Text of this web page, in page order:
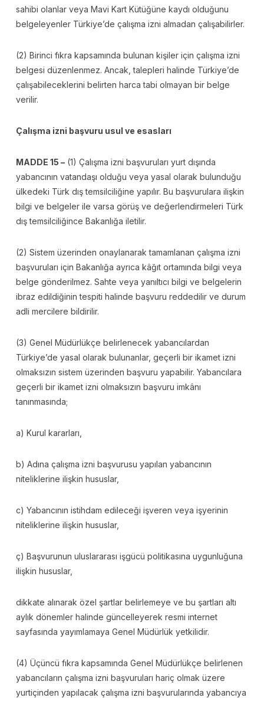
sahibi olanlar veya Mavi Kart Kütüğüne kaydı olduğunu
belgeleyenler Türkiye’de çalışma izni almadan çalışabilirler.
(2) Birinci fıkra kapsamında bulunan kişiler için çalışma izni
belgesi düzenlenmez. Ancak, talepleri halinde Türkiye’de
çalışabileceklerini belirten harca tabi olmayan bir belge
verilir.
Çalışma izni başvuru usul ve esasları
MADDE 15 –(1) Çalışma izni başvuruları yurt dışında
yabancının vatandaşı olduğu veya yasal olarak bulunduğu
ülkedeki Türk dış temsilciliğine yapılır. Bu başvurulara ilişkin
bilgi ve belgeler ile varsa görüş ve değerlendirmeleri Türk
dış temsilciliğince Bakanlığa iletilir.
(2) Sistem üzerinden onaylanarak tamamlanan çalışma izni
başvuruları için Bakanlığa ayrıca kâğıt ortamında bilgi veya
belge gönderilmez. Sahte veya yanıltıcı bilgi ve belgelerin
ibraz edildiğinin tespiti halinde başvuru reddedilir ve durum
adli mercilere bildirilir.
(3) Genel Müdürlükçe belirlenecek yabancılardan
Türkiye’de yasal olarak bulunanlar, geçerli bir ikamet izni
olmaksızın sistem üzerinden başvuru yapabilir. Yabancılara
geçerli bir ikamet izni olmaksızın başvuru imkânı
tanınmasında;
a) Kurul kararları,
b) Adına çalışma izni başvurusu yapılan yabancının
niteliklerine ilişkin hususlar,
c) Yabancının istihdam edileceği işveren veya işyerinin
niteliklerine ilişkin hususlar,
ç) Başvurunun uluslararası işgücü politikasına uygunluğuna
ilişkin hususlar,
dikkate alınarak özel şartlar belirlemeye ve bu şartları altı
aylık dönemler halinde güncelleyerek resmi internet
sayfasında yayımlamaya Genel Müdürlük yetkilidir.
(4) Üçüncü fıkra kapsamında Genel Müdürlükçe belirlenen
yabancıların çalışma izni başvuruları hariç olmak üzere
yurtiçinden yapılacak çalışma izni başvurularında yabancıya